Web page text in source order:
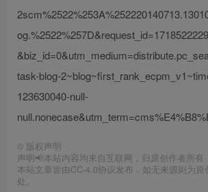
task-blog-
123630040-null-
© 版权声明
声明📢本站内容均来自互联网，归原创作者所有
本站文章皆由CC-4.0协议发布，如无来源则为原
处。